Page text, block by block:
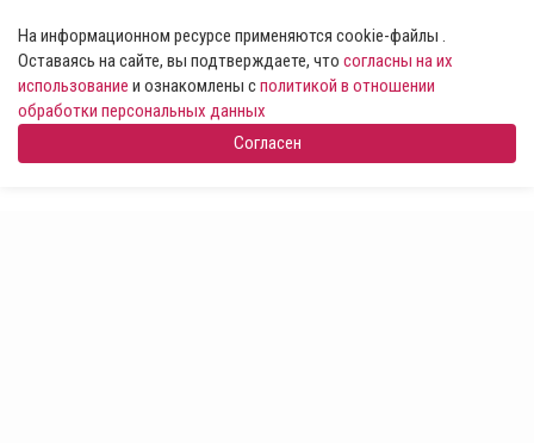
На информационном ресурсе применяются cookie-файлы .
Оставаясь на сайте, вы подтверждаете, что согласны на их
использование и ознакомлены сполитикой в отношении
обработки персональных данных
Согласен